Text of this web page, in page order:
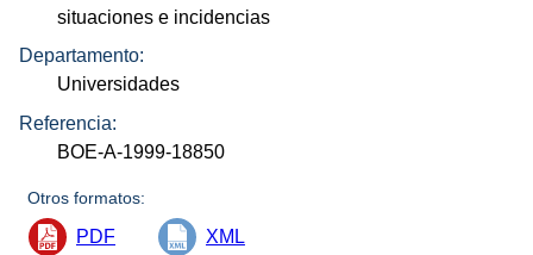
situaciones e incidencias
Departamento:
Universidades
Referencia:
BOE-A-1999-18850
Otros formatos:
PDF XML